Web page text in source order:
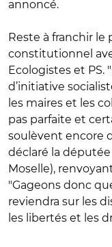
annoncé.
Reste à franchir le
constitutionnel
Ecologistes et PS. "
d’initiative
les maires et les
pas parfaite et
soulèvent encore
déclaré la
Moselle),
"Gageons donc
reviendra sur les
les libertés et les